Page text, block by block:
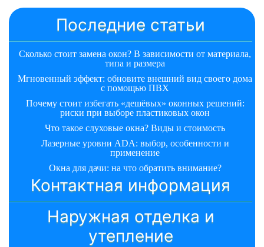
Последние статьи
Сколько стоит замена окон? В зависимости от материала,
типа и размера
Мгновенный эффект: обновите внешний вид своего дома
с помощью ПВХ
Почему стоит избегать «дешёвых» оконных решений:
риски при выборе пластиковых окон
Что такое слуховые окна? Виды и стоимость
Лазерные уровни ADA: выбор, особенности и
применение
Окна для дачи: на что обратить внимание?
Контактная информация
Наружная отделка и
утепление